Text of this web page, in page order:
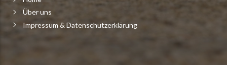
Über uns
Impressum & Datenschutzerklärung